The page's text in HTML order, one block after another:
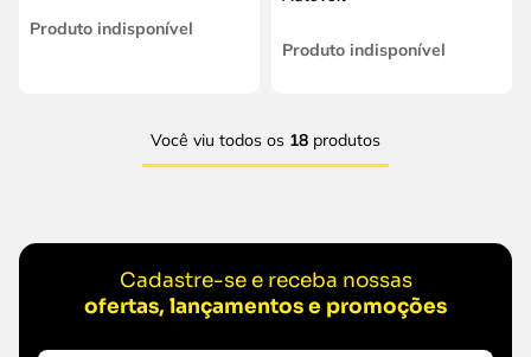
Produto indisponível
Produto indisponível
Você viu todos os 18 produtos
Cadastre-se e receba nossas
ofertas, lançamentos e promoções